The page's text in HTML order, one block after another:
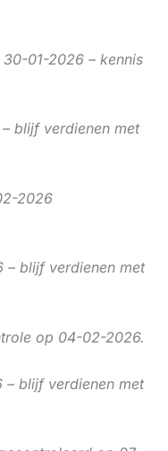
01-2026 – kennis
blijf verdienen met
2026
blijf verdienen met
op 04-02-2026.
blijf verdienen met